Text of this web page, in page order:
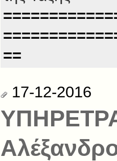
==
17-12-2016